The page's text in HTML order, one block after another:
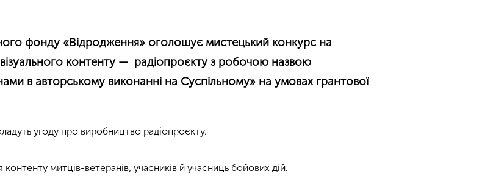
фонду «Відродження» оголошує мистецький конкурс на
контенту — радіопроєкту з робочою назвою
в авторському виконанні на Суспільному» на умовах грантової
угоду про виробництво радіопроєкту.
митців-ветеранів, учасників й учасниць бойових дій.